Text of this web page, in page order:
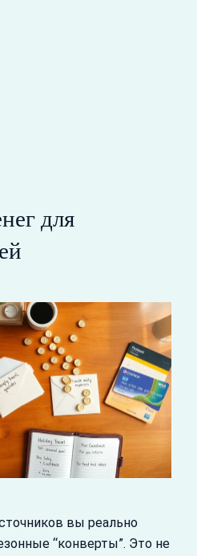
для
вы реально
“конверты”. Это не